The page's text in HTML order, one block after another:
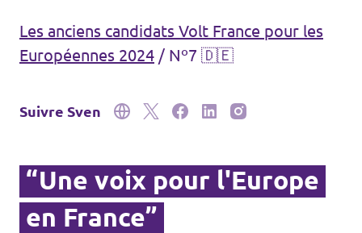
Postes ouverts
Les anciens candidats Volt France pour les
Européennes 2024 / Nº7 🇩🇪
Suivre Sven
“Une voix pour l'Europe
en France”